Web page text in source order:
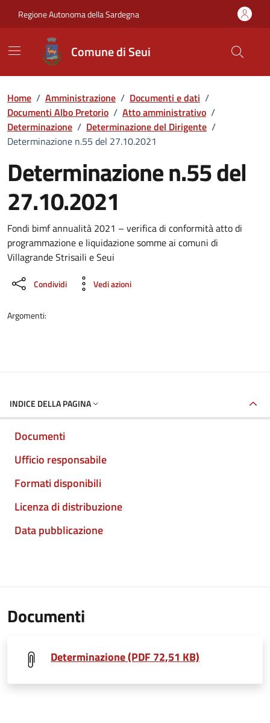
Regione Autonoma della Sardegna
Comune di Seui
Home / Amministrazione / Documenti e dati /
Documenti Albo Pretorio / Atto amministrativo /
Determinazione / Determinazione del Dirigente /
Determinazione n.55 del 27.10.2021
Determinazione n.55 del
27.10.2021
Dettaglio del documento
Fondi bimf annualità 2021 – verifica di conformità atto di
programmazione e liquidazione somme ai comuni di
Villagrande Strisaili e Seui
Condividi Vedi azioni
Argomenti:
INDICE DELLA PAGINA
Documenti
Ufficio responsabile
Formati disponibili
Licenza di distribuzione
Data pubblicazione
Documenti
Determinazione (PDF 72,51 KB)